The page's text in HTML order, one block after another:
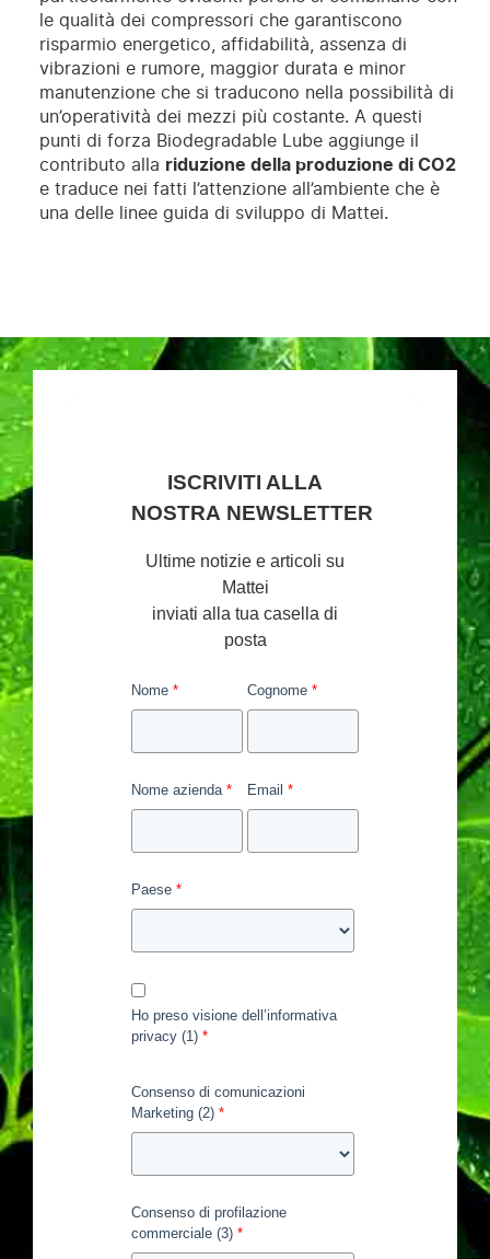
le qualità dei compressori che garantiscono
risparmio energetico, affidabilità, assenza di
vibrazioni e rumore, maggior durata e minor
manutenzione che si traducono nella possibilità di
un’operatività dei mezzi più costante. A questi
punti di forza Biodegradable Lube aggiunge il
contributo alla riduzione della produzione di CO2
e traduce nei fatti l’attenzione all’ambiente che è
una delle linee guida di sviluppo di Mattei.